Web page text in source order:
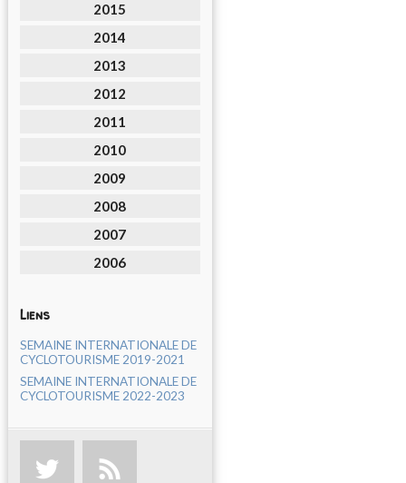
2015
2014
2013
2012
2011
2010
2009
2008
2007
2006
Liens
SEMAINE INTERNATIONALE DE
CYCLOTOURISME 2019-2021
SEMAINE INTERNATIONALE DE
CYCLOTOURISME 2022-2023